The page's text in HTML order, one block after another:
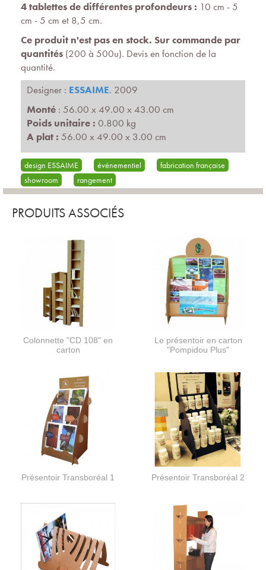
4 tablettes de différentes profondeurs : 10 cm - 5
cm - 5 cm et 8,5 cm.
Ce produit n'est pas en stock. Sur commande par
quantités (200 à 500u). Devis en fonction de la
quantité.
Designer : ESSAIME. 2009
Monté : 56.00 x 49.00 x 43.00 cm
Poids unitaire : 0.800 kg
A plat : 56.00 x 49.00 x 3.00 cm
design ESSAIME événementiel
fabrication française
showroom
rangement
PRODUITS ASSOCIÉS
Colonnette "CD 108" en
carton
Le présentoir en carton
"Pompidou Plus"
Présentoir Transboréal 1 Présentoir Transboréal 2